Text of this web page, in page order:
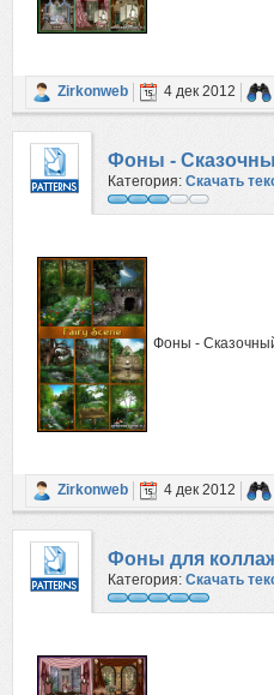
Zirkonweb 4 дек 2012
Фоны -
Категория: Скачать
Фоны -
Zirkonweb 4 дек 2012
Фоны для
Категория: Скачать